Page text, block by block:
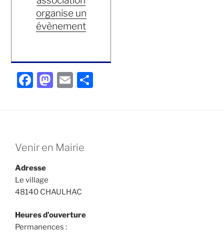
organise un
évènement
F
b
o
k
M
d
E
Venir en Mairie
Adresse
Le village
48140 CHAULHAC
Heures d’ouverture
Permanences :